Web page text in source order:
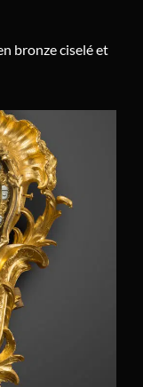
bronze ciselé et